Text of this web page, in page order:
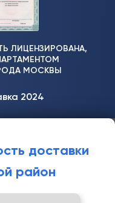
ЛИЦЕНЗИРОВАНА,
МОСКВЫ
2024
доставки
район